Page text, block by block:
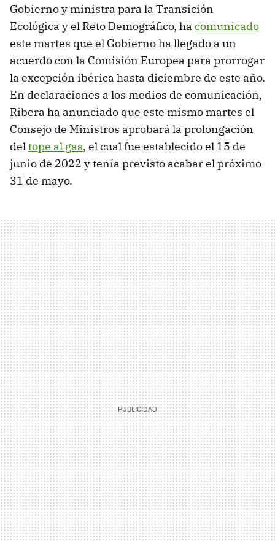
Gobierno y ministra para la Transición
Ecológica y el Reto Demográfico, ha comunicado
este martes que el Gobierno ha llegado a un
acuerdo con la Comisión Europea para prorrogar
la excepción ibérica hasta diciembre de este año.
En declaraciones a los medios de comunicación,
Ribera ha anunciado que este mismo martes el
Consejo de Ministros aprobará la prolongación
deltope al gas, el cual fue establecido el 15 de
junio de 2022 y tenía previsto acabar el próximo
31 de mayo.